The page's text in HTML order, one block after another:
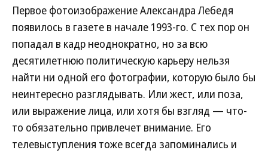
Первое фотоизображение Александра Лебедя
появилось в газете в начале 1993-го. С тех пор он
попадал в кадр неоднократно, но за всю
десятилетнюю политическую карьеру нельзя
найти ни одной его фотографии, которую было бы
неинтересно разглядывать. Или жест, или поза,
или выражение лица, или хотя бы взгляд — что-
то обязательно привлечет внимание. Его
телевыступления тоже всегда запоминались и